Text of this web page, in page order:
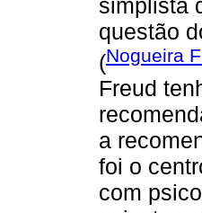
simplista
questão
(Nogueira
Freud
a
foi o
com